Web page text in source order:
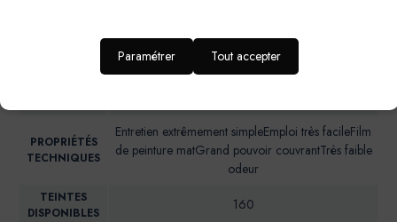
Aspect mat soyeux
PROPRIÉTÉS
TECHNIQUES
Entretien extrêmement simpleEmploi très facileFilm
de peinture matGrand pouvoir couvrantTrès faible
odeur
TEINTES
DISPONIBLES
160
Paramétrer Tout accepter